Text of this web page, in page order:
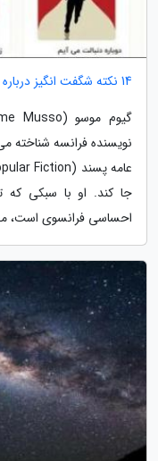
14 نکته شگفت انگیز درباره زندگی و جایگاه ادبی گیوم موسو
نویسنده فرانسه شناخته
جا کند. او با سبکی که
احساسی فرانسوی است،